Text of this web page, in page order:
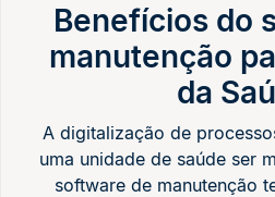
Benefícios do
manutenção
da
A digitalização de
uma unidade de saúde ser
software de manutenção